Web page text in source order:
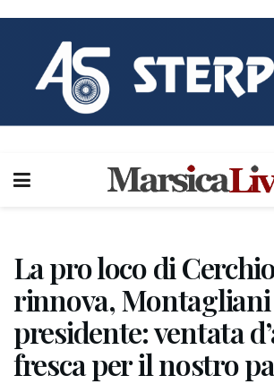
La pro loco di
rinnova, Montagliani
presidente: ventata
fresca per il nostro